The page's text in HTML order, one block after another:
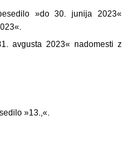
»do 30. junija 2023«
avgusta 2023« nadomesti z
»13.,«.